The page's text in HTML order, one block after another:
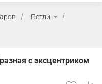
Петли
с эксцентриком